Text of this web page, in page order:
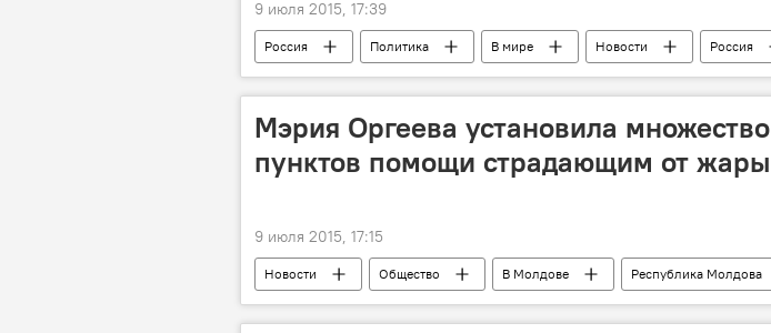
9 июля 2015, 17:39
Россия Политика В мире Новости Россия
безопасность
Владимир Путин
Мэрия Оргеева установила множество
пунктов помощи страдающим от жары
9 июля 2015, 17:15
Новости Общество В Молдове Республика Молдова
пострадавшие от жары